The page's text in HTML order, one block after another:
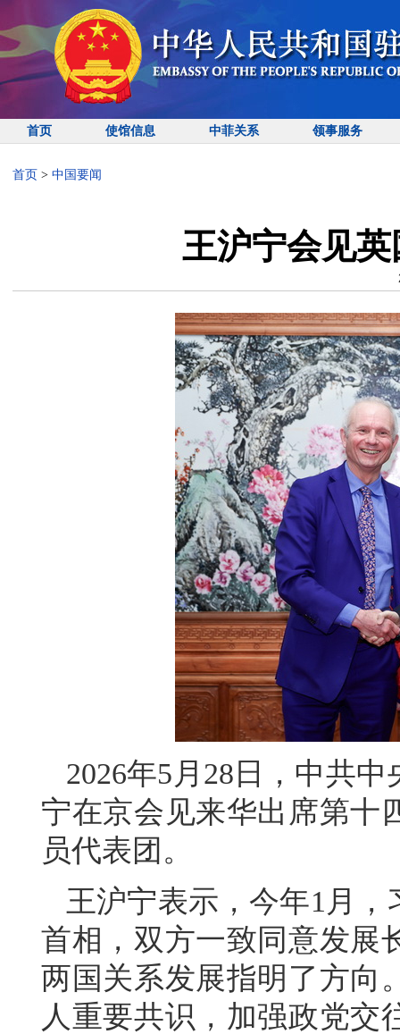
首页 使馆信息 中菲关系 领事服务
首页 > 中国要闻
王沪宁会见
2026年5月28日，中共
宁在京会见来华出席第十
员代表团。
王沪宁表示，今年1月
首相，双方一致同意发展
两国关系发展指明了方向
人重要共识，加强政党交